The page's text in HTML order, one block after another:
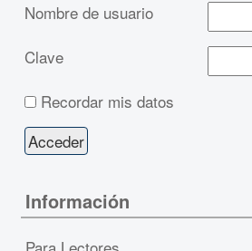
Nombre de usuario
Clave
Recordar mis datos
Información
Para Lectores